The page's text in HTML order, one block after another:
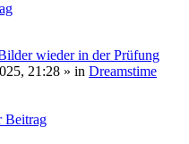
wieder in der Prüfung
21:28 » in Dreamstime
Beitrag